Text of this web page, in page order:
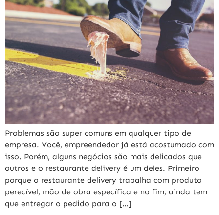
Problemas são super comuns em qualquer tipo de
empresa. Você, empreendedor já está acostumado com
isso. Porém, alguns negócios são mais delicados que
outros e o restaurante delivery é um deles. Primeiro
porque o restaurante delivery trabalha com produto
perecível, mão de obra específica e no fim, ainda tem
que entregar o pedido para o […]